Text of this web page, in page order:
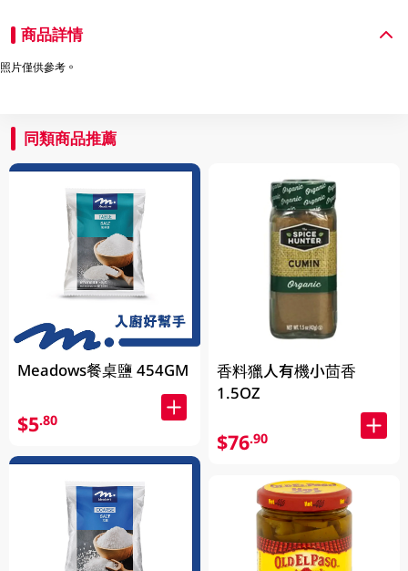
商品詳情
照片僅供參考。
同類商品推薦
Meadows餐桌鹽 454GM
$5.80
香料獵人有機小茴香
1.5OZ
$76.90